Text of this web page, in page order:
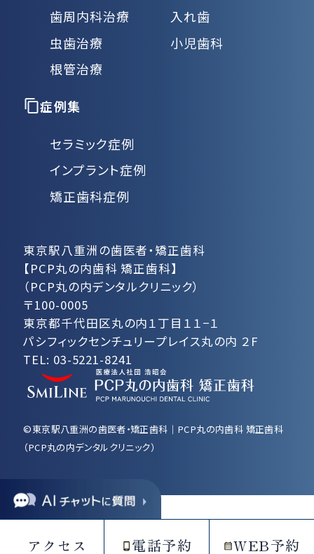
歯周内科治療
虫歯治療
根管治療
入れ歯
小児歯科
症例集
セラミック症例
インプラント症例
矯正歯科症例
東京駅八重洲の歯医者・矯正歯科
【PCP丸の内歯科 矯正歯科】
（PCP丸の内デンタルクリニック）
〒100-0005
東京都千代田区丸の内１丁目１１−１
パシフィックセンチュリープレイス丸の内 ２F
TEL: 03-5221-8241
©東京駅八重洲の歯医者・矯正歯科｜PCP丸の内歯科 矯正歯科
（PCP丸の内デンタルクリニック）
アクセス 電話予約 WEB予約